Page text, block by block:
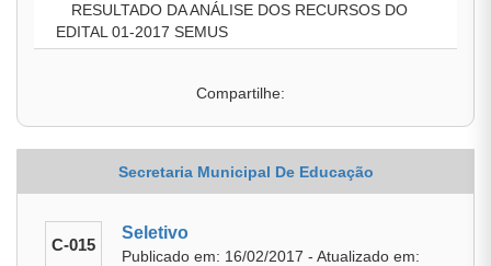
RESULTADO DA ANÁLISE DOS RECURSOS DO
EDITAL 01-2017 SEMUS
Compartilhe:
Secretaria Municipal De Educação
C-015
Seletivo
Publicado em: 16/02/2017 - Atualizado em: